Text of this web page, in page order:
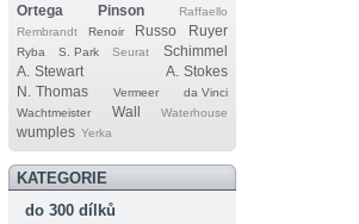
Ortega Pinson
Raffaello
Rembrandt
Renoir Russo Ruyer
Ryba S. Park Seurat
Schimmel
A. Stewart
A. Stokes
N. Thomas
Vermeer
da Vinci
Wachtmeister
Wall Waterhouse
wumples Yerka
KATEGORIE
do 300 dílků